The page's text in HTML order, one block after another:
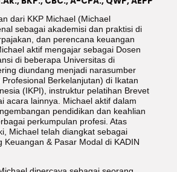
dari KKP Michael (Michael
sebagai akademisi dan praktisi di
dan perencana keuangan
aktif mengajar sebagai Dosen
di beberapa Universitas di
diundang menjadi narasumber
Profesional Berkelanjutan) di Ikatan
(IKPI), instruktur pelatihan Brevet
acara lainnya. Michael aktif dalam
pendidikan dan keahlian
perkumpulan profesi. Atas
Michael telah diangkat sebagai
Keuangan & Pasar Modal di KADIN